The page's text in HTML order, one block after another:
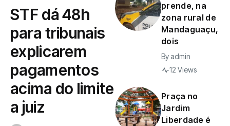
STF dá 48h
para tribunais
explicarem
pagamentos
acima do limite
a juiz
prende, na
zona rural de
Mandaguaçu,
dois
By admin
12 Views
Praça no
Jardim
Liberdade é